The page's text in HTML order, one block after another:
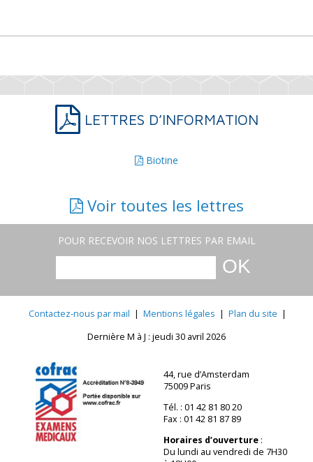
LETTRES D’INFORMATION
Biotine
Voir toutes les lettres
POUR RECEVOIR NOS LETTRES PAR EMAIL
Contactez-nous par mail | Mentions légales | Plan du site |
Dernière M à J : jeudi 30 avril 2026
44, rue d’Amsterdam
75009 Paris
Tél. : 01 42 81 80 20
Fax : 01 42 81 87 89
Horaires d’ouverture:
Du lundi au vendredi de 7H30